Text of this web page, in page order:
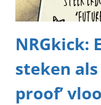
NRGkick:
steken
proof’